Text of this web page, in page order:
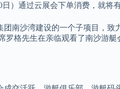
日）通过云展会下单消费，就将
团南沙湾建设的一个子项目，
罗格先生在亲临观看了南沙游